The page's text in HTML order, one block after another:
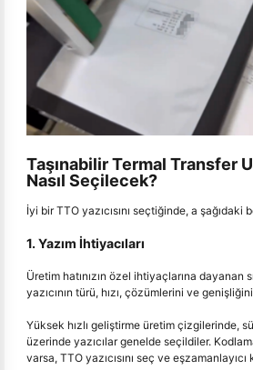
Taşınabilir Termal Transfer
Nasıl Seçilecek?
İyi bir TTO yazıcısını seçtiğinde, a şağıdaki
1. Yazım İhtiyacıları
Üretim hatınızın özel ihtiyaçlarına dayanan
yazıcının türü, hızı, çözümlerini ve
Yüksek hızlı geliştirme üretim çizgilerinde,
üzerinde yazıcılar genelde seçildiler.
varsa, TTO yazıcısını seç ve eşzamanlayıcı